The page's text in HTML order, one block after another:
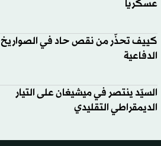
عسكرياً
كييف تحذّر من نقص حاد في الصواريخ
الدفاعية
السيّد ينتصر في ميشيغان على التيار
الديمقراطي التقليدي